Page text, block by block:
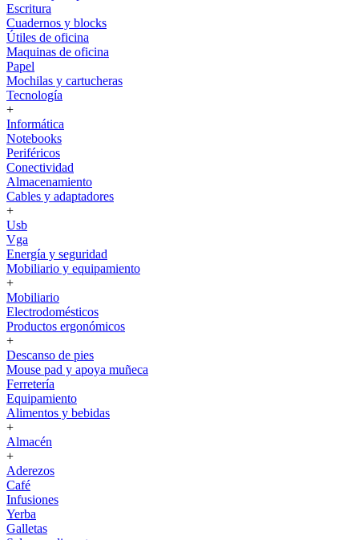
Escritura
Cuadernos y blocks
Útiles de oficina
Maquinas de oficina
Papel
Mochilas y cartucheras
Tecnología
+
Informática
Notebooks
Periféricos
Conectividad
Almacenamiento
Cables y adaptadores
+
Usb
Vga
Energía y seguridad
Mobiliario y equipamiento
+
Mobiliario
Electrodomésticos
Productos ergonómicos
+
Descanso de pies
Mouse pad y apoya muñeca
Ferretería
Equipamiento
Alimentos y bebidas
+
Almacén
+
Aderezos
Café
Infusiones
Yerba
Galletas